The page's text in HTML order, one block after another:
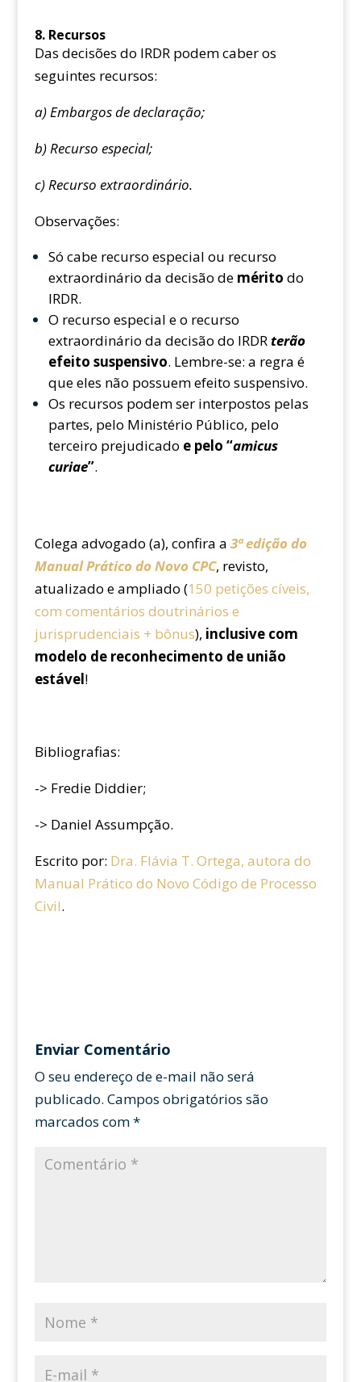
8. Recursos
Das decisões do IRDR podem caber os
seguintes recursos:
a) Embargos de declaração;
b) Recurso especial;
c) Recurso extraordinário.
Observações:
Só cabe recurso especial ou recurso
extraordinário da decisão de mérito do
IRDR.
O recurso especial e o recurso
extraordinário da decisão do IRDRterão
efeito suspensivo. Lembre-se: a regra é
que eles não possuem efeito suspensivo.
Os recursos podem ser interpostos pelas
partes, pelo Ministério Público, pelo
terceiro prejudicado e pelo “amicus
curiae”.
Colega advogado (a), confira a 3ªediçãodo
Manual Prático doNovo CPC, revisto,
atualizado e ampliado (150 petições cíveis,
com comentários doutrinários e
jurisprudenciais + bônus), inclusive com
modelo de reconhecimento de união
estável!
Bibliografias:
-> Fredie Diddier;
-> Daniel Assumpção.
Escrito por: Dra. Flávia T. Ortega, autora do
Manual Prático do Novo Código de Processo
Civil.
Enviar Comentário
O seu endereço de e-mail não será
publicado. Campos obrigatórios são
marcados com*